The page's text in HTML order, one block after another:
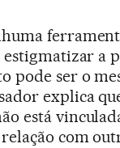
a
pode ser o
explica
está
com